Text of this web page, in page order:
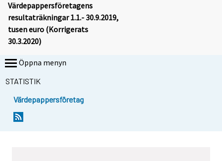
Värdepappersföretagens
resultaträkningar 1.1.- 30.9.2019,
tusen euro (Korrigerats
30.3.2020)
Öppna menyn
STATISTIK
Värdepappersföretag